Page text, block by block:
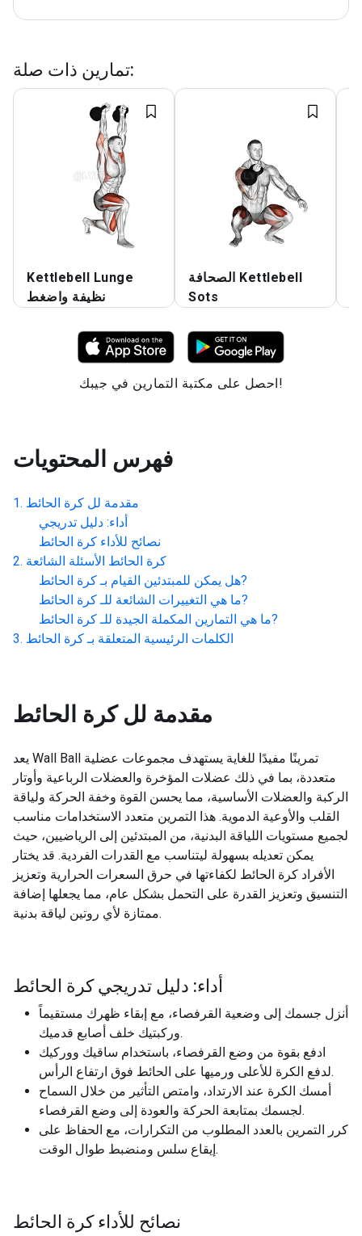
تمارين ذات صلة:
Kettlebell Lunge
نظيفة واضغط
الصحافة Kettlebell
Sots
احصل على مكتبة التمارين في جيبك!
فهرس المحتويات
مقدمة لل كرة الحائط
أداء: دليل تدريجي
نصائح للأداء كرة الحائط
كرة الحائط الأسئلة الشائعة
هل يمكن للمبتدئين القيام بـ كرة الحائط
?
ما هي التغييرات الشائعة للـ كرة الحائط
?
ما هي التمارين المكملة الجيدة للـ كرة الحائط
?
الكلمات الرئيسية المتعلقة بـ كرة الحائط
مقدمة لل كرة الحائط
يعد Wall Ball تمرينًا مفيدًا للغاية يستهدف مجموعات عضلية
متعددة، بما في ذلك عضلات المؤخرة والعضلات الرباعية وأوتار
الركبة والعضلات الأساسية، مما يحسن القوة وخفة الحركة ولياقة
القلب والأوعية الدموية. هذا التمرين متعدد الاستخدامات مناسب
لجميع مستويات اللياقة البدنية، من المبتدئين إلى الرياضيين، حيث
يمكن تعديله بسهولة ليتناسب مع القدرات الفردية. قد يختار
الأفراد كرة الحائط لكفاءتها في حرق السعرات الحرارية وتعزيز
التنسيق وتعزيز القدرة على التحمل بشكل عام، مما يجعلها إضافة
ممتازة لأي روتين لياقة بدنية.
أداء: دليل تدريجي كرة الحائط
أنزل جسمك إلى وضعية القرفصاء، مع إبقاء ظهرك مستقيماً
وركبتيك خلف أصابع قدميك.
ادفع بقوة من وضع القرفصاء، باستخدام ساقيك ووركيك
لدفع الكرة للأعلى ورميها على الحائط فوق ارتفاع الرأس.
أمسك الكرة عند الارتداد، وامتص التأثير من خلال السماح
لجسمك بمتابعة الحركة والعودة إلى وضع القرفصاء.
كرر التمرين بالعدد المطلوب من التكرارات، مع الحفاظ على
إيقاع سلس ومنضبط طوال الوقت.
نصائح للأداء كرة الحائط